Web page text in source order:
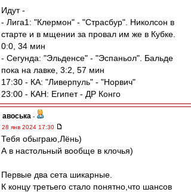
Идут -
- Лига1: "Клермон" - "Страсбур". Николсон в
старте и в мщении за провал им же в Кубке.
0:0, 34 мин
- Сегунда: "Эльденсе" - "Эспаньол". Бальде
пока на лавке, 3:2, 57 мин
17:30 - КА: "Ливерпуль" - "Норвич"
23:00 - КАН: Египет - ДР Конго
авоська -
28 янв 2024 17:30
Тебя обыграю,Лёнь)
А в настольный вообще в клочья)
Первые два сета шикарные.
К концу третьего стало понятно,что шансов